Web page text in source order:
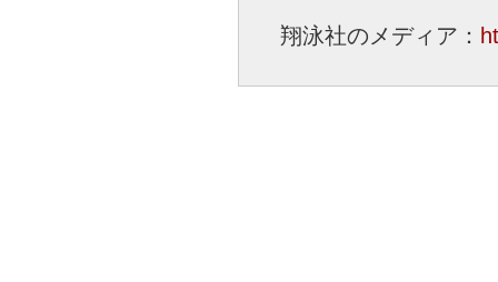
翔泳社のメディア：